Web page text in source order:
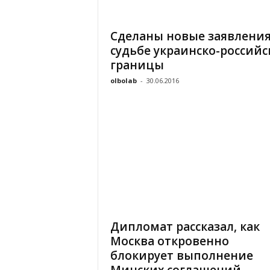
Сделаны новые
судьбе украинско-
границы
olbolab - 30.06.2016
Дипломат рассказал, как
Москва откровенно
блокирует выполнение